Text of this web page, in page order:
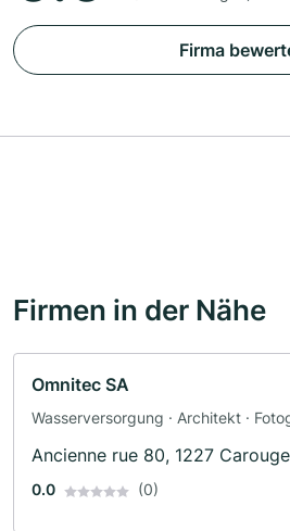
Firma
Firmen in der Nähe
Omnitec SA
Wasserversorgung · Architekt ·
Ancienne rue 80, 1227
0.0 (0)